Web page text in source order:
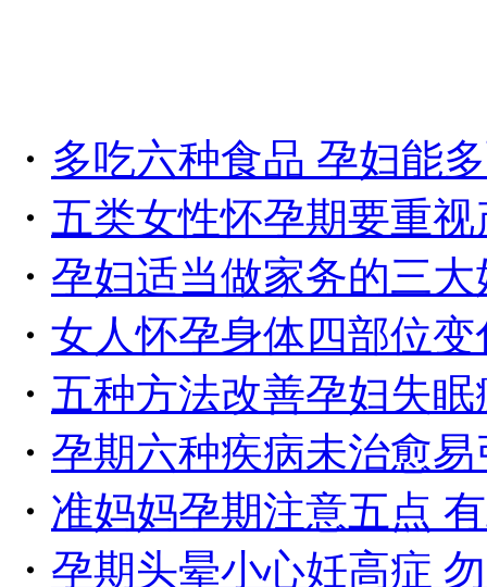
・ 多吃六种食品 孕妇能
・ 五类女性怀孕期要重视
・ 孕妇适当做家务的三大
・ 女人怀孕身体四部位
・ 五种方法改善孕妇失眠
・ 孕期六种疾病未治愈
・ 准妈妈孕期注意五点
・ 孕期头晕小心妊高症